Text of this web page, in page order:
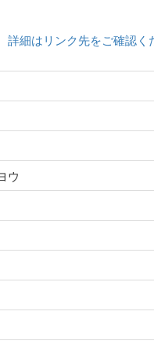
細はリンク先をご確認く
ウ